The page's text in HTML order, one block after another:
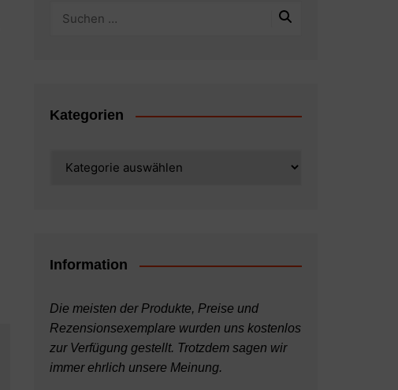
Kategorien
Information
Die meisten der Produkte, Preise und
Rezensionsexemplare wurden uns kostenlos
zur Verfügung gestellt. Trotzdem sagen wir
immer ehrlich unsere Meinung.